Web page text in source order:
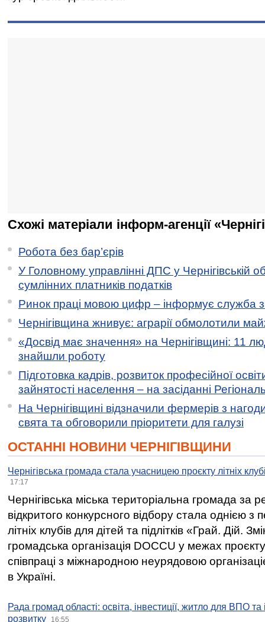
Схожі матеріали інформ-агенції
Робота без бар’єрів
У Головному управлінні ДПС у Чернігівській
сумлінних платників податків
Ринок праці мовою цифр – інформує служба
Чернігівщина жнивує: аграрії обмолотили
«Досвід має значення» на Чернігівщині: 11
знайшли роботу
Підготовка кадрів, розвиток професійної
зайнятості населення – на засіданні
На Чернігівщині відзначили фермерів з
свята та обговорили пріоритети для галузі
ОСТАННІ НОВИНИ ЧЕРНІГІВЩИНИ
Чернігівська громада стала учасницею проєкту літніх
17:17
Чернігівська міська територіальна громада за
відкритого конкурсного відбору стала однією
літніх клубів для дітей та підлітків «Грай. Дій.
громадська організація DOCCU у межах
співпраці з міжнародною неурядовою
в Україні.
Рада громад області: освіта, інвестиції, житло для ВПО
розвитку
16:55